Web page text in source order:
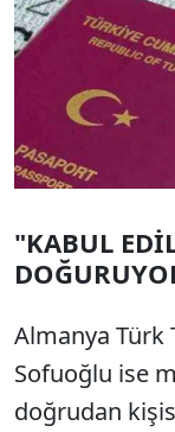
"KABUL
Almanya Türk
Sofuoğlu ise
doğrudan